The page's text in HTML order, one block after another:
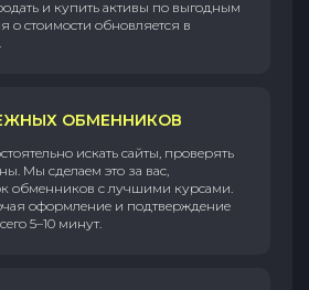
и купить активы по выгодным
о стоимости обновляется в
ОБМЕННИКОВ
искать сайты, проверять
Мы сделаем это за вас,
обменников с лучшими курсами.
оформление и подтверждение
5–10 минут.